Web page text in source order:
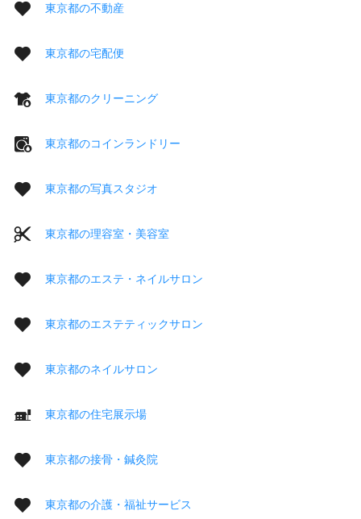
東京都の不動産
東京都の宅配便
東京都のクリーニング
東京都のコインランドリー
東京都の写真スタジオ
東京都の理容室・美容室
東京都のエステ・ネイルサロン
東京都のエステティックサロン
東京都のネイルサロン
東京都の住宅展示場
東京都の接骨・鍼灸院
東京都の介護・福祉サービス